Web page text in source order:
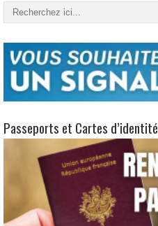
Passeports et Cartes d’identité